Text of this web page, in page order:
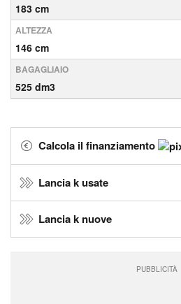
183 cm
ALTEZZA
146 cm
BAGAGLIAIO
525 dm3
Calcola il finanziamento
Lancia k usate
Lancia k nuove
PUBBLICITÀ